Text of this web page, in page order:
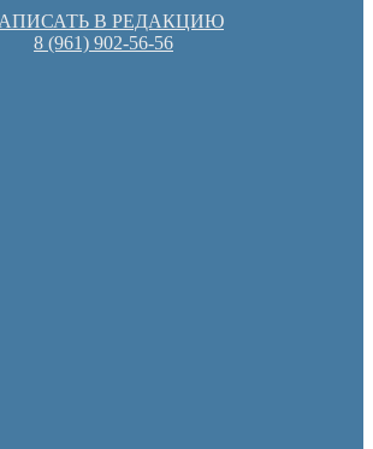
В РЕДАКЦИЮ
8 (961) 902-56-56